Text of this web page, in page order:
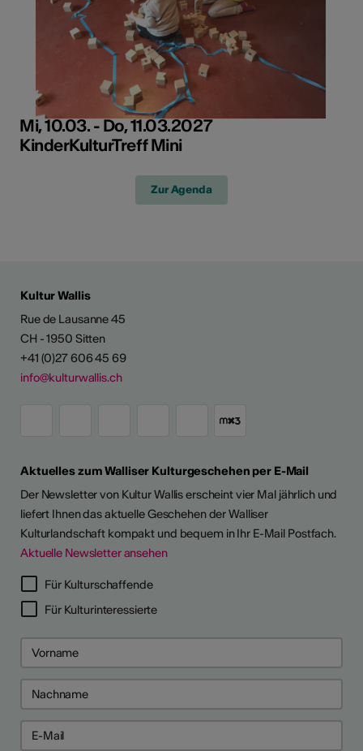
Mi, 10.03. - Do, 11.03.2027
KinderKulturTreff Mini
Zur Agenda
Kultur Wallis
Rue de Lausanne 45
CH - 1950 Sitten
+41 (0)27 606 45 69
info@kulturwallis.ch
Aktuelles zum Walliser Kulturgeschehen per E-Mail
Der Newsletter von Kultur Wallis erscheint vier Mal jährlich und
liefert Ihnen das aktuelle Geschehen der Walliser
Kulturlandschaft kompakt und bequem in Ihr E-Mail Postfach.
Aktuelle Newsletter ansehen
Für Kulturschaffende
Für Kulturinteressierte